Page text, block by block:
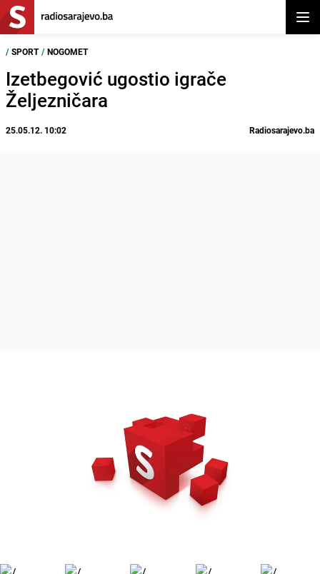
/ SPORT / NOGOMET
Izetbegović ugostio igrače
Željezničara
25.05.12. 10:02 Radiosarajevo.ba